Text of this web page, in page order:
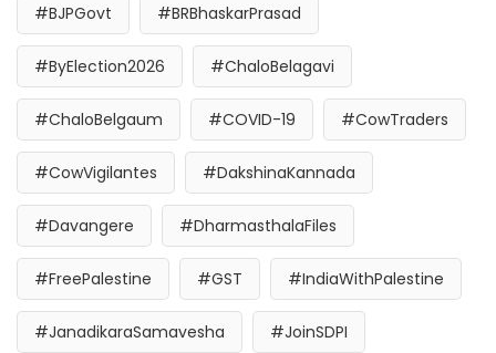
#BJPGovt #BRBhaskarPrasad
#ByElection2026 #ChaloBelagavi
#ChaloBelgaum #COVID-19 #CowTraders
#CowVigilantes #DakshinaKannada
#Davangere #DharmasthalaFiles
#FreePalestine #GST #IndiaWithPalestine
#JanadikaraSamavesha #JoinSDPI